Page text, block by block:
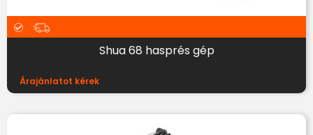
Shua 68 hasprés gép
Árajánlatot kérek